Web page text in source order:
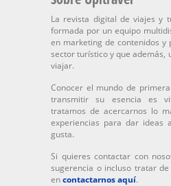
La revista digital de viajes y
formada por un equipo
en marketing de contenidos y
sector turístico y que además,
viajar.
Conocer el mundo de
transmitir su esencia es
tratamos de acercarnos lo
experiencias para dar ideas
gusta.
Si quieres contactar con
sugerencia o incluso tratar
encontactarnos aquí.